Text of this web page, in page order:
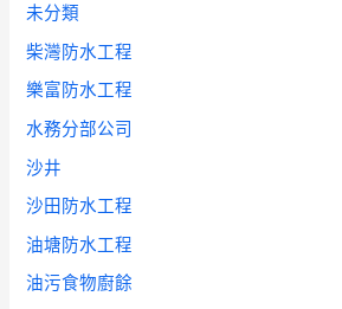
未分類
柴灣防水工程
樂富防水工程
水務分部公司
沙井
沙田防水工程
油塘防水工程
油污食物廚餘